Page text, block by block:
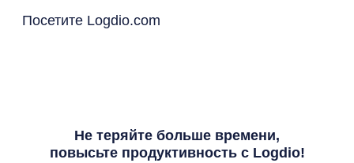
Посетите Logdio.com
Не теряйте больше времени,
повысьте продуктивность с Logdio!